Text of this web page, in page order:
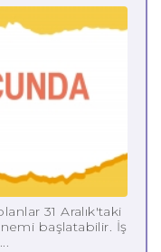
31 Aralık'taki
başlatabilir. İş